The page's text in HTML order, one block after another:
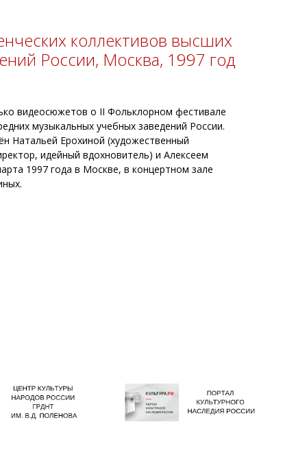
коллективов высших
России, Москва, 1997 год
видеосюжетов о II Фольклорном фестивале
музыкальных учебных заведений России.
Натальей Ерохиной (художественный
идейный вдохновитель) и Алексеем
1997 года в Москве, в концертном зале